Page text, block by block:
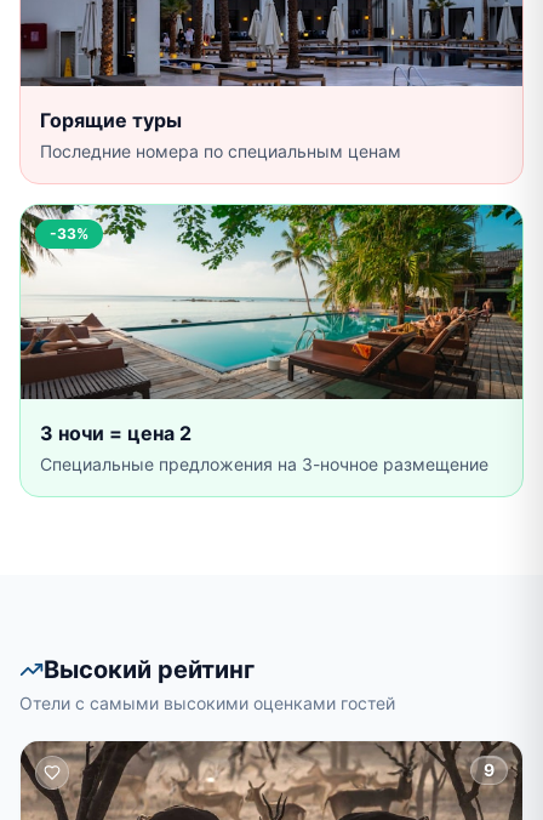
Горящие туры
Последние номера по специальным ценам
-33%
3 ночи = цена 2
Специальные предложения на 3-ночное размещение
Высокий рейтинг
Отели с самыми высокими оценками гостей
9